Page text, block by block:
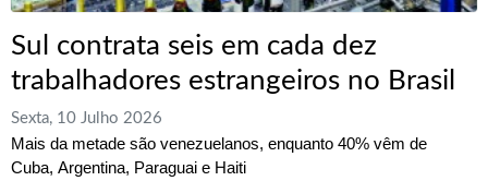
Sul contrata seis em cada dez
trabalhadores estrangeiros no Brasil
Sexta, 10 Julho 2026
Mais da metade são venezuelanos, enquanto 40% vêm de
Cuba, Argentina, Paraguai e Haiti